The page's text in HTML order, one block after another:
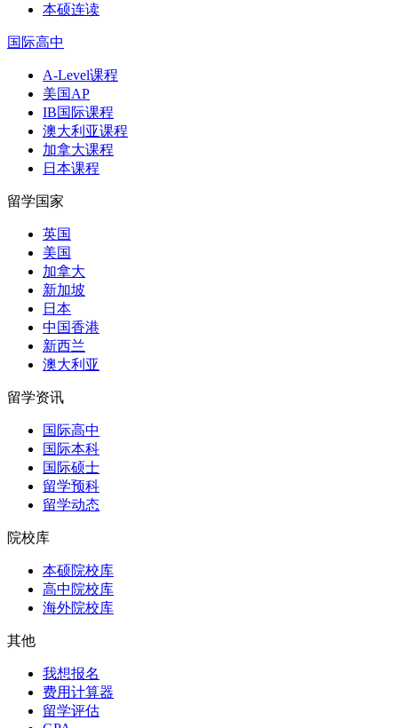
本硕连读
国际高中
A-Level课程
美国AP
IB国际课程
澳大利亚课程
加拿大课程
日本课程
留学国家
英国
美国
加拿大
新加坡
日本
中国香港
新西兰
澳大利亚
留学资讯
国际高中
国际本科
国际硕士
留学预科
留学动态
院校库
本硕院校库
高中院校库
海外院校库
其他
我想报名
费用计算器
留学评估